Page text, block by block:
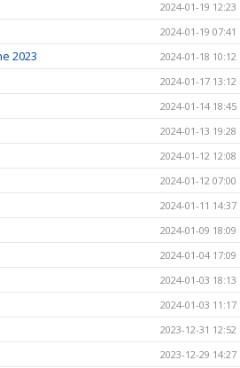
2024-01-19 12:23
2024-01-19 07:41
2023 2024-01-18 10:12
2024-01-17 13:12
2024-01-14 18:45
2024-01-13 19:28
2024-01-12 12:08
2024-01-12 07:00
2024-01-11 14:37
2024-01-09 18:09
2024-01-04 17:09
2024-01-03 18:13
2024-01-03 11:17
2023-12-31 12:52
2023-12-29 14:27